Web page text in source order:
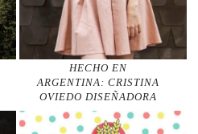
HECHO EN
ARGENTINA: CRISTINA
OVIEDO DISEÑADORA